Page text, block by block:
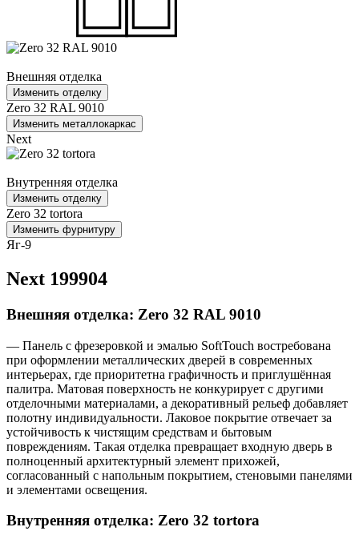
Внешняя отделка
Изменить отделку
Zero 32 RAL 9010
Изменить металлокаркас
Next
Внутренняя отделка
Изменить отделку
Zero 32 tortora
Изменить фурнитуру
Яг-9
Next 199904
Внешняя отделка: Zero 32 RAL 9010
— Панель с фрезеровкой и эмалью SoftTouch востребована
при оформлении металлических дверей в современных
интерьерах, где приоритетна графичность и приглушённая
палитра. Матовая поверхность не конкурирует с другими
отделочными материалами, а декоративный рельеф добавляет
полотну индивидуальности. Лаковое покрытие отвечает за
устойчивость к чистящим средствам и бытовым
повреждениям. Такая отделка превращает входную дверь в
полноценный архитектурный элемент прихожей,
согласованный с напольным покрытием, стеновыми панелями
и элементами освещения.
Внутренняя отделка: Zero 32 tortora